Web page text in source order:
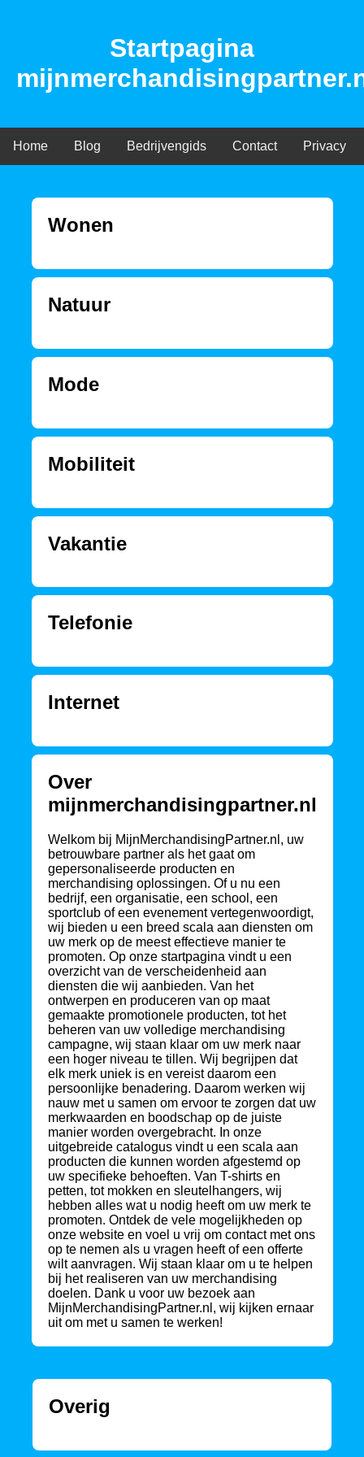
Startpagina
Home Blog Bedrijvengids Contact Privacy
Wonen
Natuur
Mode
Mobiliteit
Vakantie
Telefonie
Internet
Over
mijnmerchandisingpartner.nl
Welkom bij MijnMerchandisingPartner.nl, uw
betrouwbare partner als het gaat om
gepersonaliseerde producten en
merchandising oplossingen. Of u nu een
bedrijf, een organisatie, een school, een
sportclub of een evenement vertegenwoordigt,
wij bieden u een breed scala aan diensten om
uw merk op de meest effectieve manier te
promoten. Op onze startpagina vindt u een
overzicht van de verscheidenheid aan
diensten die wij aanbieden. Van het
ontwerpen en produceren van op maat
gemaakte promotionele producten, tot het
beheren van uw volledige merchandising
campagne, wij staan klaar om uw merk naar
een hoger niveau te tillen. Wij begrijpen dat
elk merk uniek is en vereist daarom een
persoonlijke benadering. Daarom werken wij
nauw met u samen om ervoor te zorgen dat uw
merkwaarden en boodschap op de juiste
manier worden overgebracht. In onze
uitgebreide catalogus vindt u een scala aan
producten die kunnen worden afgestemd op
uw specifieke behoeften. Van T-shirts en
petten, tot mokken en sleutelhangers, wij
hebben alles wat u nodig heeft om uw merk te
promoten. Ontdek de vele mogelijkheden op
onze website en voel u vrij om contact met ons
op te nemen als u vragen heeft of een offerte
wilt aanvragen. Wij staan klaar om u te helpen
bij het realiseren van uw merchandising
doelen. Dank u voor uw bezoek aan
MijnMerchandisingPartner.nl, wij kijken ernaar
uit om met u samen te werken!
Overig